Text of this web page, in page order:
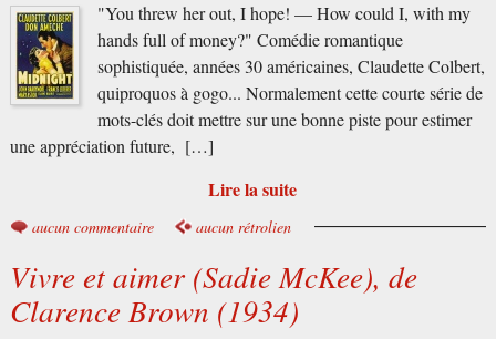
"You threw her out, I hope! — How could I, with my
hands full of money?" Comédie romantique
sophistiquée, années 30 américaines, Claudette Colbert,
quiproquos à gogo... Normalement cette courte série de
mots-clés doit mettre sur une bonne piste pour estimer
une appréciation future, […]
Lire la suite
aucun commentaire aucun rétrolien
Vivre et aimer (Sadie McKee), de
Clarence Brown (1934)